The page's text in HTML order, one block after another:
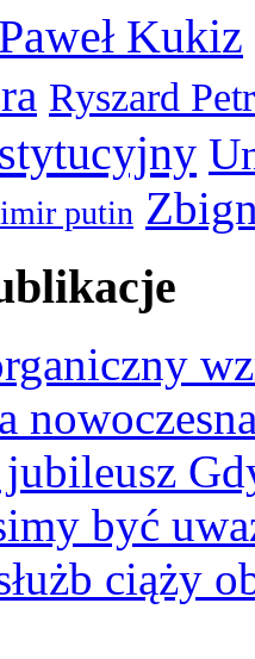
Paweł Kukiz
Ryszard
putin
być
ciąży